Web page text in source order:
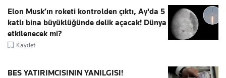
Elon Musk’ın roketi kontrolden çıktı, Ay'da 5
katlı bina büyüklüğünde delik açacak! Dünya
etkilenecek mi?
Kaydet
BES YATIRIMCISININ YANILGISI!